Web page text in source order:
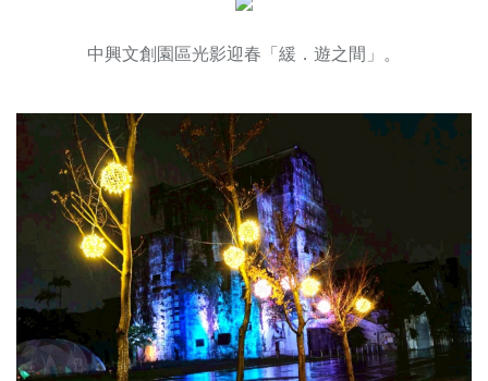
中興文創園區光影迎春「緩．遊之間」。